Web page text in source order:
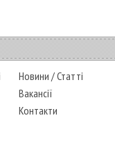
Новини /Статті
Вакансії
Контакти